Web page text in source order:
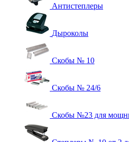
Антистеплеры
Дыроколы
Скобы № 10
Скобы № 24/6
Скобы №23 для